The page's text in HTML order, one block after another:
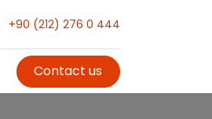
+90 (212) 276 0 444
Contact us